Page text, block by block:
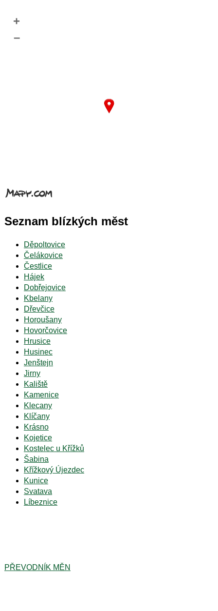
+
–
Seznam blízkých měst
Děpoltovice
Čelákovice
Čestlice
Hájek
Dobřejovice
Kbelany
Dřevčice
Horoušany
Hovorčovice
Hrusice
Husinec
Jenštejn
Jirny
Kaliště
Kamenice
Klecany
Klíčany
Krásno
Kojetice
Kostelec u Křížků
Šabina
Křížkový Újezdec
Kunice
Svatava
Líbeznice
PŘEVODNÍK MĚN